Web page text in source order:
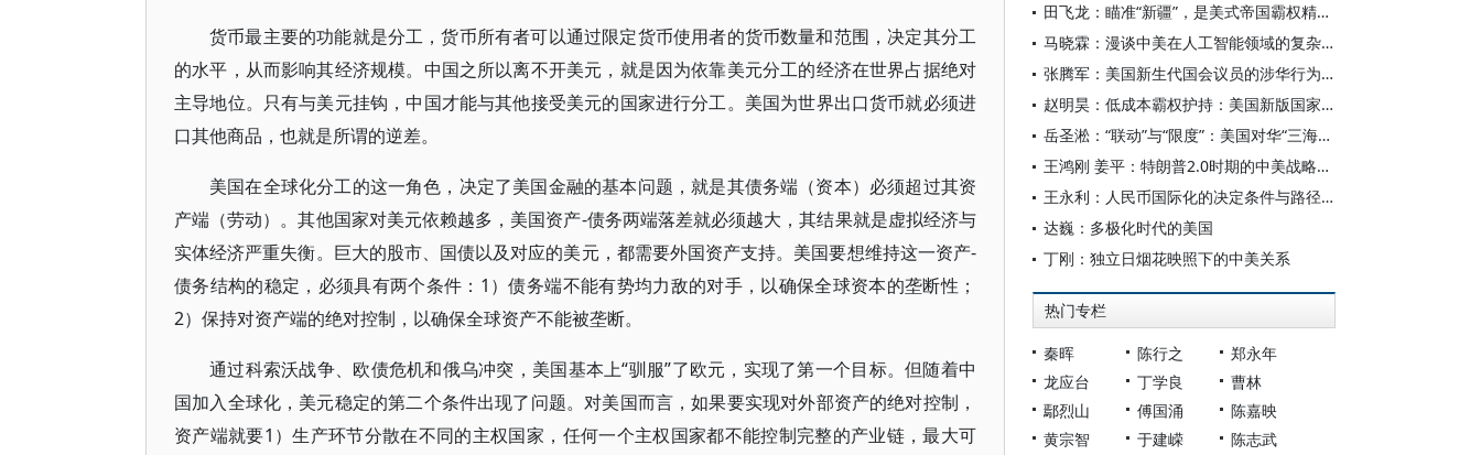
货币最主要的功能就是分工，货币所有者可以通过限定货币使用者的货币数量和范围，决定其分工
的水平，从而影响其经济规模。中国之所以离不开美元，就是因为依靠美元分工的经济在世界占据绝对
主导地位。只有与美元挂钩，中国才能与其他接受美元的国家进行分工。美国为世界出口货币就必须进
口其他商品，也就是所谓的逆差。
美国在全球化分工的这一角色，决定了美国金融的基本问题，就是其债务端（资本）必须超过其资
产端（劳动）。其他国家对美元依赖越多，美国资产-债务两端落差就必须越大，其结果就是虚拟经济与
实体经济严重失衡。巨大的股市、国债以及对应的美元，都需要外国资产支持。美国要想维持这一资产-
债务结构的稳定，必须具有两个条件：1）债务端不能有势均力敌的对手，以确保全球资本的垄断性；
2）保持对资产端的绝对控制，以确保全球资产不能被垄断。
通过科索沃战争、欧债危机和俄乌冲突，美国基本上“驯服”了欧元，实现了第一个目标。但随着中
国加入全球化，美元稳定的第二个条件出现了问题。对美国而言，如果要实现对外部资产的绝对控制，
资产端就要1）生产环节分散在不同的主权国家，任何一个主权国家都不能控制完整的产业链，最大可
田飞龙：瞄准“新疆”，是美式帝国霸权精心酝酿的专项行动
马晓霖：漫谈中美在人工智能领域的复杂博弈
张腾军：美国新生代国会议员的涉华行为及其影响探析
赵明昊：低成本霸权护持：美国新版国家安全战略与中美博弈
岳圣淞：“联动”与“限度”：美国对华“三海联动”战略探析
王鸿刚 姜平：特朗普2.0时期的中美战略相持与中国的战略运筹
王永利：人民币国际化的决定条件与路径选择
达巍：多极化时代的美国
丁刚：独立日烟花映照下的中美关系
热门专栏
秦晖 陈行之
郑永年
龙应台
丁学良
曹林
鄢烈山
傅国涌
陈嘉映
黄宗智
于建嵘
陈志武